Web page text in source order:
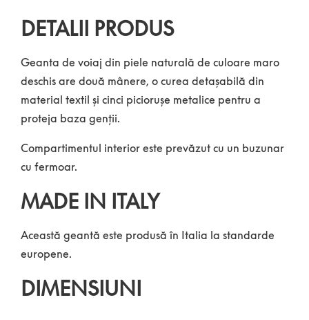
DETALII PRODUS
Geanta de voiaj din piele naturală de culoare maro
deschis are două mânere, o curea detașabilă din
material textil și cinci piciorușe metalice pentru a
proteja baza genții.
Compartimentul interior este prevăzut cu un buzunar
cu fermoar.
MADE IN ITALY
Această geantă este produsă în Italia la standarde
europene.
DIMENSIUNI